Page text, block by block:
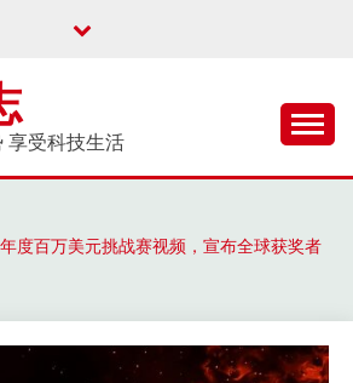
享受科技生活
度百万美元挑战赛视频，宣布全球获奖者